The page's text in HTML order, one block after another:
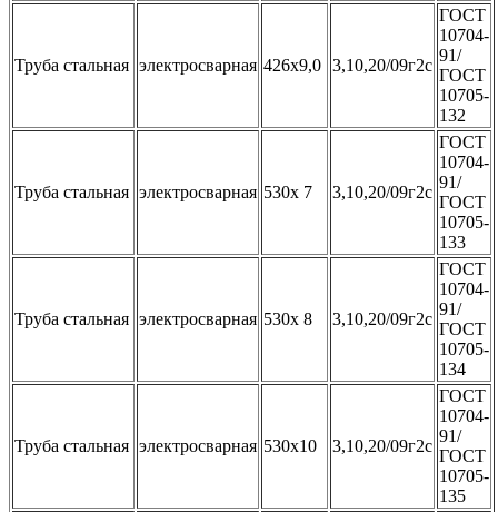
Труба стальная электросварная 426x9,0 3,10,20/09г2с
ГОСТ
10704-
91/
ГОСТ
10705-
132
Труба стальная электросварная 530х 7 3,10,20/09г2с
ГОСТ
10704-
91/
ГОСТ
10705-
133
Труба стальная электросварная 530х 8 3,10,20/09г2с
ГОСТ
10704-
91/
ГОСТ
10705-
134
Труба стальная электросварная 530х10 3,10,20/09г2с
ГОСТ
10704-
91/
ГОСТ
10705-
135